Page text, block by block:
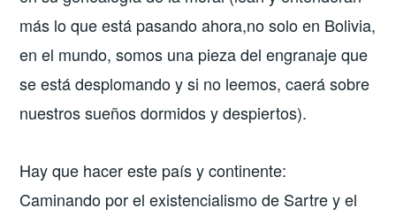
más lo que está pasando ahora,no solo en Bolivia,
en el mundo, somos una pieza del engranaje que
se está desplomando y si no leemos, caerá sobre
nuestros sueños dormidos y despiertos).
Hay que hacer este país y continente:
Caminando por el existencialismo de Sartre y el